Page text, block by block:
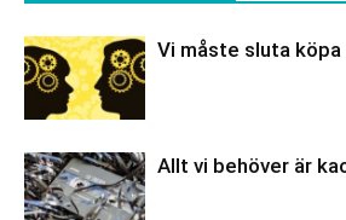
Vi måste sluta köpa
Allt vi behöver är